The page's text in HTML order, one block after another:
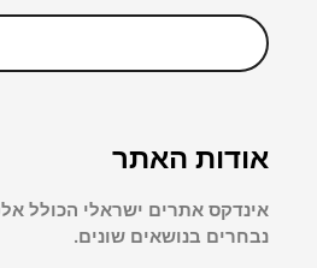
אודות האתר
אינדקס אתרים ישראלי הכולל
נבחרים בנושאים שונים.